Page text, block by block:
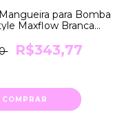
para Bomba
Maxflow Branca
R$343,77
COMPRAR